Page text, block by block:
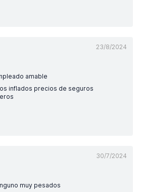
23/8/2024
amable
inflados precios de seguros
30/7/2024
muy pesados